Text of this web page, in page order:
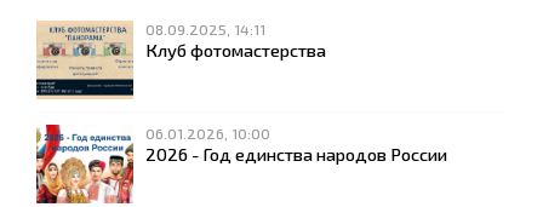
08.09.2025, 14:11
Клуб фотомастерства
06.01.2026, 10:00
2026 - Год единства народов России